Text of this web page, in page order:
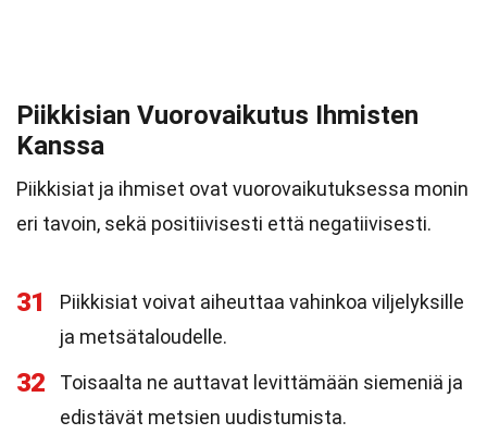
Piikkisian Vuorovaikutus Ihmisten
Kanssa
Piikkisiat ja ihmiset ovat vuorovaikutuksessa monin
eri tavoin, sekä positiivisesti että negatiivisesti.
31
Piikkisiat voivat aiheuttaa vahinkoa viljelyksille
ja metsätaloudelle.
32
Toisaalta ne auttavat levittämään siemeniä ja
edistävät metsien uudistumista.